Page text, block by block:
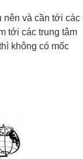
nên và cần tới các
tới các trung tâm
không có mốc